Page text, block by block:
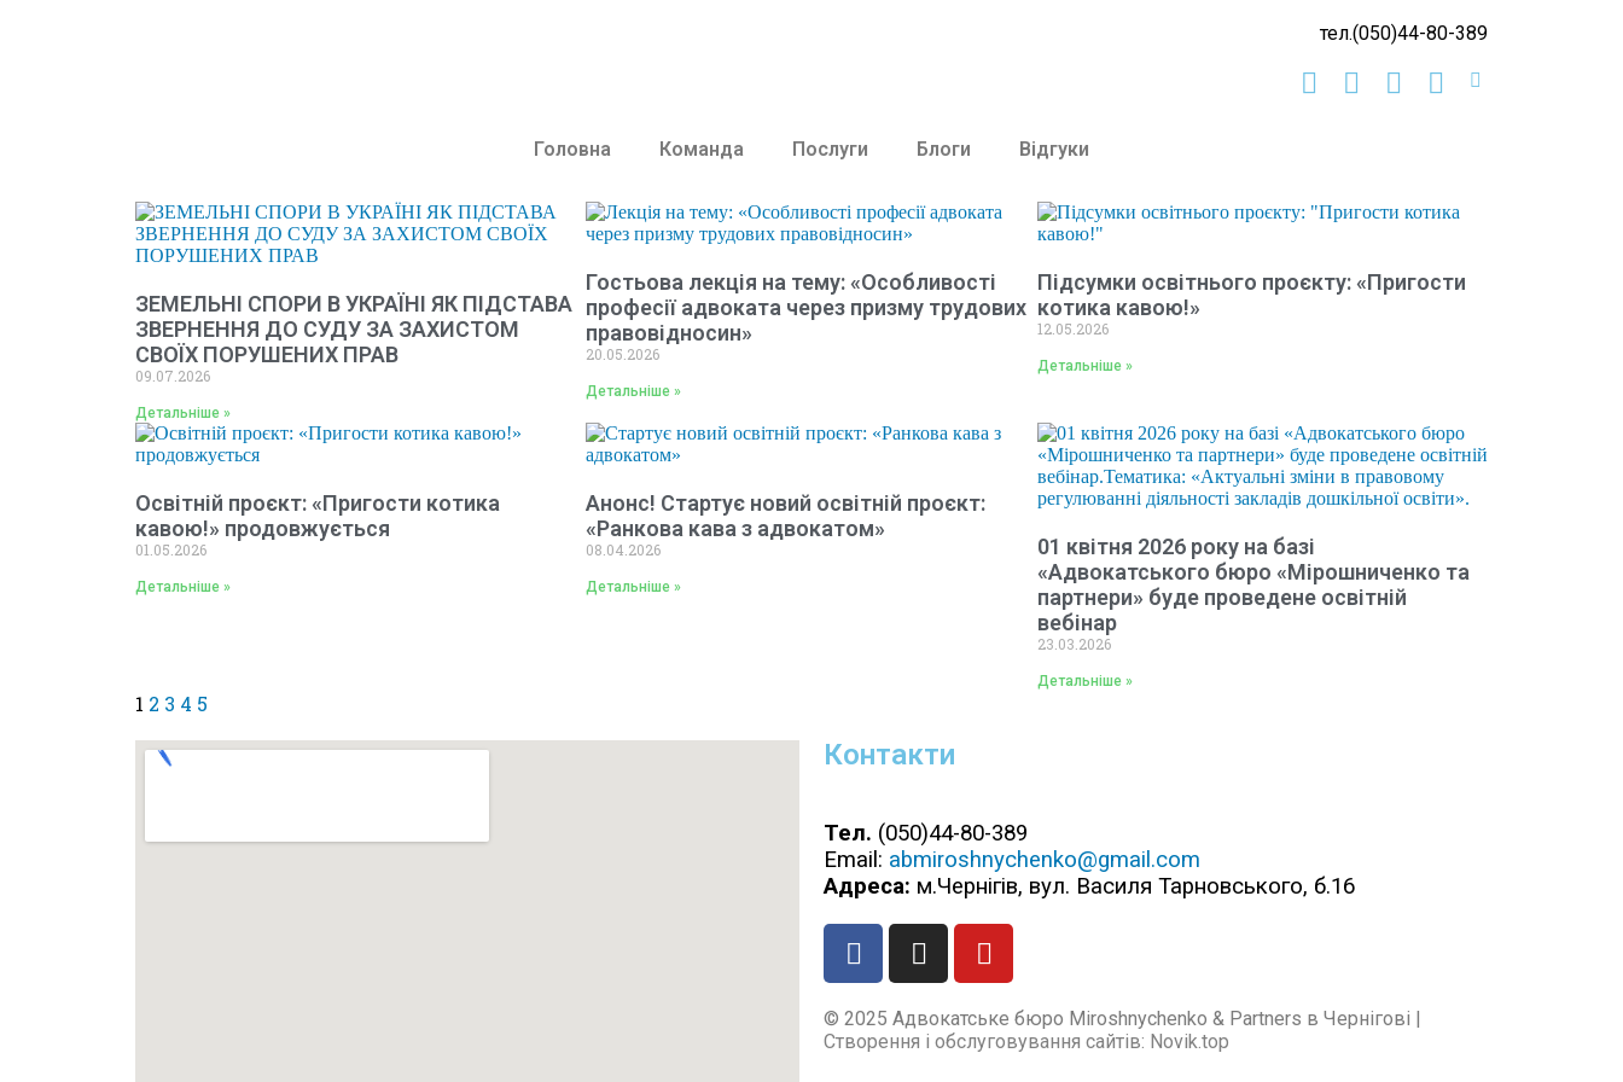
тел.(050)44-80-389
Головна Команда Послуги Блоги Відгуки
ЗЕМЕЛЬНІ СПОРИ В УКРАЇНІ ЯК ПІДСТАВА
ЗВЕРНЕННЯ ДО СУДУ ЗА ЗАХИСТОМ
СВОЇХ ПОРУШЕНИХ ПРАВ
09.07.2026
Детальніше »
Гостьова лекція на тему: «Особливості
професії адвоката через призму трудових
правовідносин»
20.05.2026
Детальніше »
Підсумки освітнього проєкту: «Пригости
котика кавою!»
12.05.2026
Детальніше »
Освітній проєкт: «Пригости котика
кавою!» продовжується
01.05.2026
Детальніше »
Анонс! Стартує новий освітній проєкт:
«Ранкова кава з адвокатом»
08.04.2026
Детальніше »
01 квітня 2026 року на базі
«Адвокатського бюро «Мірошниченко та
партнери» буде проведене освітній
вебінар
23.03.2026
Детальніше »
1 2 3 4 5
Контакти
Тел. (050)44-80-389
Email: abmiroshnychenko@gmail.com
Адреса: м.Чернігів, вул. Василя Тарновського, б.16
© 2025 Адвокатське бюро Miroshnychenko & Partners в Чернігові |
Створення і обслуговування сайтів: Novik.top